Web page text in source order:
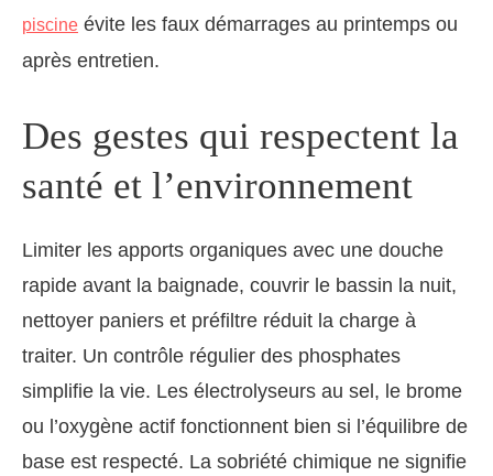
piscine évite les faux démarrages au printemps ou
après entretien.
Des gestes qui respectent la
santé et l’environnement
Limiter les apports organiques avec une douche
rapide avant la baignade, couvrir le bassin la nuit,
nettoyer paniers et préfiltre réduit la charge à
traiter. Un contrôle régulier des phosphates
simplifie la vie. Les électrolyseurs au sel, le brome
ou l’oxygène actif fonctionnent bien si l’équilibre de
base est respecté. La sobriété chimique ne signifie